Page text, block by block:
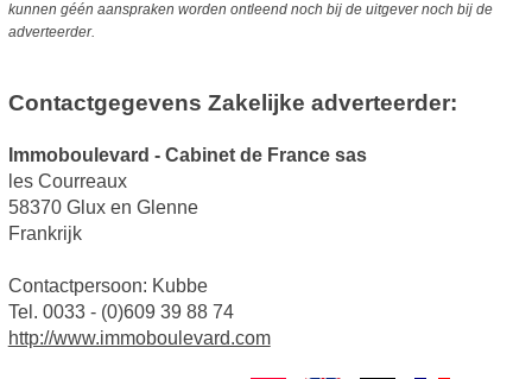
kunnen géén aanspraken worden ontleend noch bij de uitgever noch bij de
adverteerder.
Contactgegevens Zakelijke adverteerder:
Immoboulevard - Cabinet de France sas
les Courreaux
58370 Glux en Glenne
Frankrijk
Contactpersoon: Kubbe
Tel. 0033 - (0)609 39 88 74
http://www.immoboulevard.com